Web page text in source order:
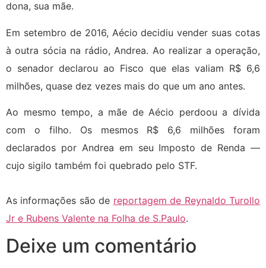
dona, sua mãe.
Em setembro de 2016, Aécio decidiu vender suas cotas
à outra sócia na rádio, Andrea. Ao realizar a operação,
o senador declarou ao Fisco que elas valiam R$ 6,6
milhões, quase dez vezes mais do que um ano antes.
Ao mesmo tempo, a mãe de Aécio perdoou a dívida
com o filho. Os mesmos R$ 6,6 milhões foram
declarados por Andrea em seu Imposto de Renda —
cujo sigilo também foi quebrado pelo STF.
As informações são de reportagem de Reynaldo Turollo
Jr e Rubens Valente na Folha de S.Paulo.
Deixe um comentário